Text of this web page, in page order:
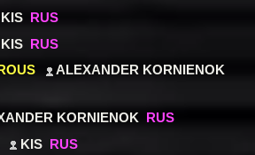
KIS RUS
KIS RUS
ALEXANDER KORNIENOK
KORNIENOK RUS
KIS RUS